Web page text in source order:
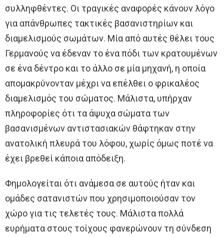
συλληφθέντες. Οι τραγικές αναφορές κάνουν λόγο
για απάνθρωπες τακτικές βασανιστηρίων και
διαμελισμούς σωμάτων. Μία από αυτές θέλει τους
Γερμανούς να έδεναν το ένα πόδι των κρατουμένων
σε ένα δέντρο και το άλλο σε μία μηχανή, η οποία
απομακρύνονταν μέχρι να επέλθει ο φρικαλέος
διαμελισμός του σώματος. Μάλιστα, υπήρχαν
πληροφορίες ότι τα άψυχα σώματα των
βασανισμένων αντιστασιακών θάφτηκαν στην
ανατολική πλευρά του λόφου, χωρίς όμως ποτέ να
έχει βρεθεί κάποια απόδειξη.
Φημολογείται ότι ανάμεσα σε αυτούς ήταν και
ομάδες σατανιστών που χρησιμοποιούσαν τον
χώρο για τις τελετές τους. Μάλιστα πολλά
ευρήματα στους τοίχους φανερώνουν τη σύνδεση